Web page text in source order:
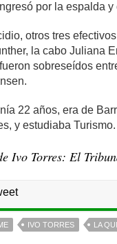
por la espalda
otros tres
la cabo Juliana
sobreseídos
22 años, era de
y estudiaba Turismo.
Ivo Torres: El
IVO TORRES LA